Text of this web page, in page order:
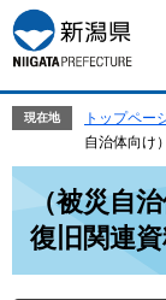
ー
ジ
の
で
ニ
ュ
ー
ば
現在地 トップペー
自治体向け
（被災自
復旧関連資